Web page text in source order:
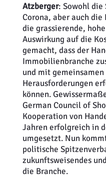
Atzberger: Sowohl die
Corona, aber auch
die grassierende,
Auswirkung auf die
gemacht, dass der
Immobilienbranche
und mit
Herausforderungen
können.
German Council of
Kooperation von
Jahren erfolgreich in
umgesetzt. Nun
politische
zukunftsweisendes
die Branche.